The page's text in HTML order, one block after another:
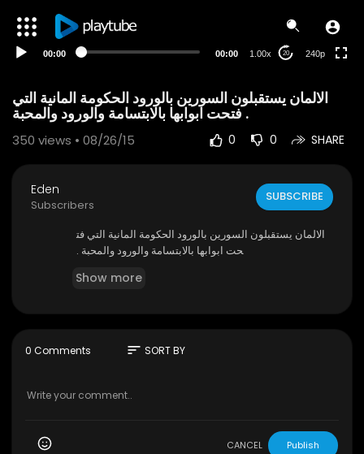
00:00 00:00 1.00x 20 240p
الالمان يستقبلون السورين بالورود الحكومة المانية التي
فتحت ابوابها بالابتسامة والورود والمحبة .
350 views • 08/26/15 0 0 SHARE
Eden
Subscribers
SUBSCRIBE
الالمان يستقبلون السورين بالورود الحكومة المانية التي فت
حت ابوابها بالابتسامة والورود والمحبة .
Show more
0 Comments sort SORT BY
CANCEL Publish